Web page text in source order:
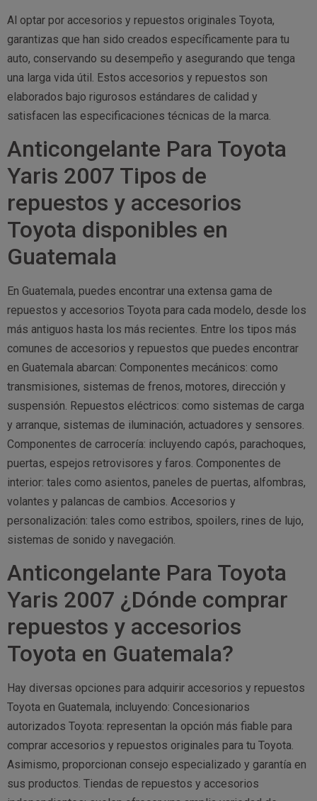
Al optar por accesorios y repuestos originales Toyota,
garantizas que han sido creados específicamente para tu
auto, conservando su desempeño y asegurando que tenga
una larga vida útil. Estos accesorios y repuestos son
elaborados bajo rigurosos estándares de calidad y
satisfacen las especificaciones técnicas de la marca.
Anticongelante Para Toyota
Yaris 2007 Tipos de
repuestos y accesorios
Toyota disponibles en
Guatemala
En Guatemala, puedes encontrar una extensa gama de
repuestos y accesorios Toyota para cada modelo, desde los
más antiguos hasta los más recientes. Entre los tipos más
comunes de accesorios y repuestos que puedes encontrar
en Guatemala abarcan: Componentes mecánicos: como
transmisiones, sistemas de frenos, motores, dirección y
suspensión. Repuestos eléctricos: como sistemas de carga
y arranque, sistemas de iluminación, actuadores y sensores.
Componentes de carrocería: incluyendo capós, parachoques,
puertas, espejos retrovisores y faros. Componentes de
interior: tales como asientos, paneles de puertas, alfombras,
volantes y palancas de cambios. Accesorios y
personalización: tales como estribos, spoilers, rines de lujo,
sistemas de sonido y navegación.
Anticongelante Para Toyota
Yaris 2007 ¿Dónde comprar
repuestos y accesorios
Toyota en Guatemala?
Hay diversas opciones para adquirir accesorios y repuestos
Toyota en Guatemala, incluyendo: Concesionarios
autorizados Toyota: representan la opción más fiable para
comprar accesorios y repuestos originales para tu Toyota.
Asimismo, proporcionan consejo especializado y garantía en
sus productos. Tiendas de repuestos y accesorios